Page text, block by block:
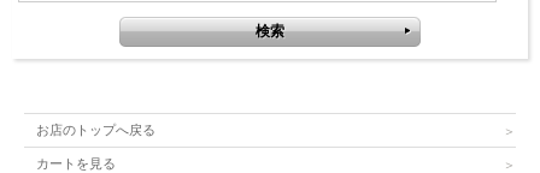
お店のトップへ戻る
カートを見る